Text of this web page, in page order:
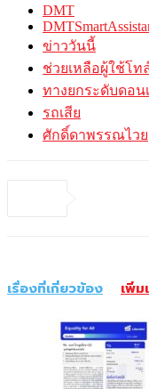
DMT
ข่าววันนี้
ช่วยเหลือผู้ใช้โท
ทางยกระดับดอน
รถเสีย
ศักดิ์ดาพรรณไวย
เรื่องที่เกี่ยวข้อง เพิ่ม